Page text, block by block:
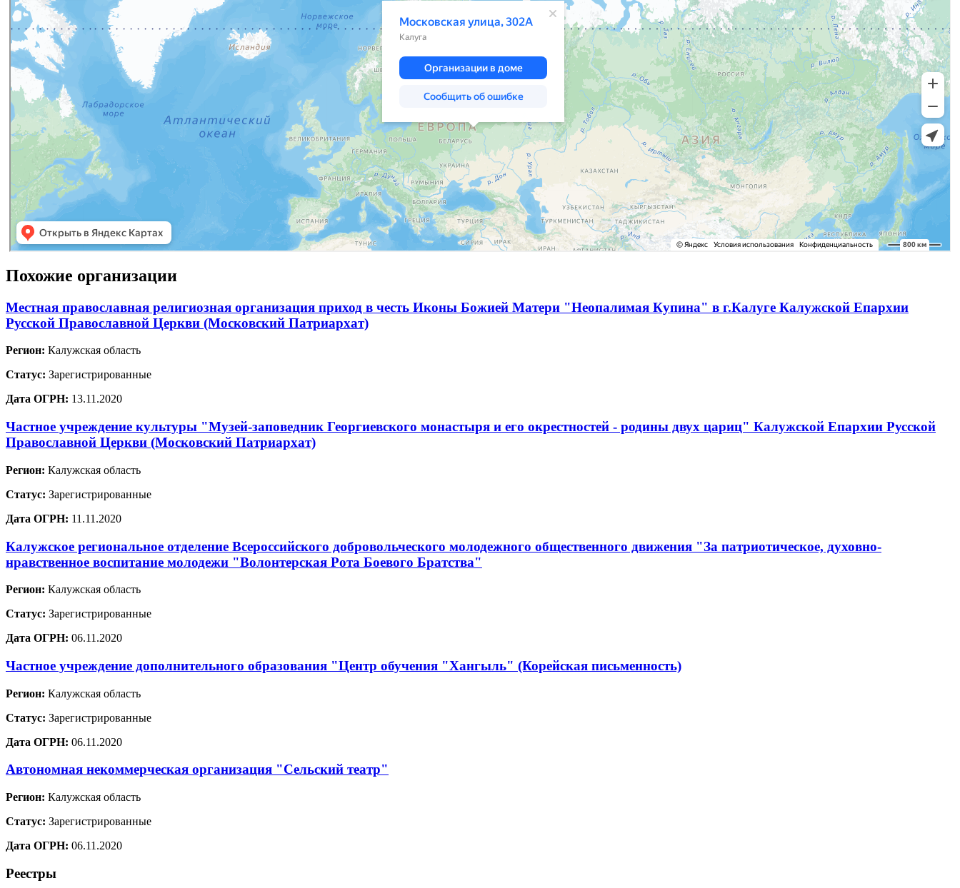
Похожие организации
Местная православная религиозная организация приход в честь Иконы Божией Матери "Неопалимая Купина" в г.Калуге Калужской Епархии
Русской Православной Церкви (Московский Патриархат)
Регион: Калужская область
Статус: Зарегистрированные
Дата ОГРН: 13.11.2020
Частное учреждение культуры "Музей-заповедник Георгиевского монастыря и его окрестностей - родины двух цариц" Калужской Епархии Русской
Православной Церкви (Московский Патриархат)
Регион: Калужская область
Статус: Зарегистрированные
Дата ОГРН: 11.11.2020
Калужское региональное отделение Всероссийского добровольческого молодежного общественного движения "За патриотическое, духовно-
нравственное воспитание молодежи "Волонтерская Рота Боевого Братства"
Регион: Калужская область
Статус: Зарегистрированные
Дата ОГРН: 06.11.2020
Частное учреждение дополнительного образования "Центр обучения "Хангыль" (Корейская письменность)
Регион: Калужская область
Статус: Зарегистрированные
Дата ОГРН: 06.11.2020
Автономная некоммерческая организация "Сельский театр"
Регион: Калужская область
Статус: Зарегистрированные
Дата ОГРН: 06.11.2020
Реестры